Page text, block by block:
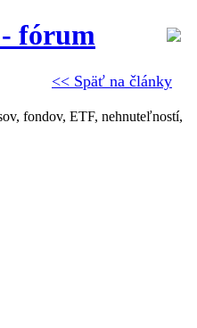
<< Späť na články
fórum
fondov, ETF, nehnuteľností,